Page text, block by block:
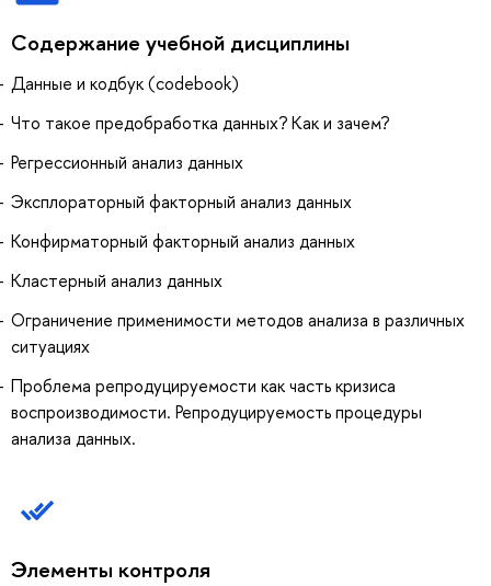
Содержание учебной дисциплины
Данные и кодбук (codebook)
Что такое предобработка данных? Как и зачем?
Регрессионный анализ данных
Эксплораторный факторный анализ данных
Конфирматорный факторный анализ данных
Кластерный анализ данных
Ограничение применимости методов анализа в различных
ситуациях
Проблема репродуцируемости как часть кризиса
воспроизводимости. Репродуцируемость процедуры
анализа данных.
Элементы контроля